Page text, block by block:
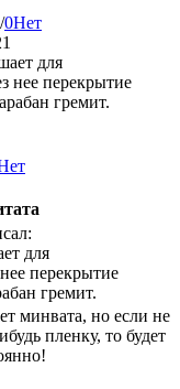
/0Нет
для
нее перекрытие
гремит.
для
перекрытие
гремит.
минвата, но если не
пленку, то будет